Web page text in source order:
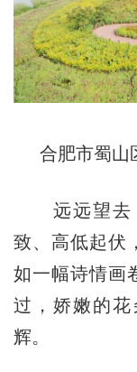
合肥市蜀山
远远望去，
致、高低起伏
如一幅诗情画
过，娇嫩的
辉。